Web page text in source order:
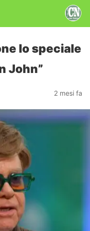
lo speciale
John”
2 mesi fa